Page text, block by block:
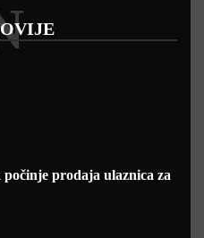
prodaja ulaznica za